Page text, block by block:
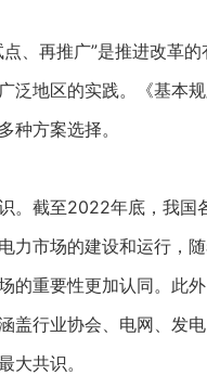
再推广”是推进改革的
泛地区的实践。《基本
种方案选择。
截至2022年底，我国
力市场的建设和运行，
的重要性更加认同。此
盖行业协会、电网、发
大共识。